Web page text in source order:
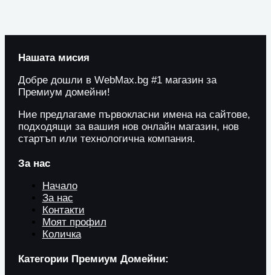
Нашата мисия
Добре дошли в WebMax.bg #1 магазин за
Премиум домейни!
Ние предлагаме първокласни имена на сайтове,
подходящи за вашия нов онлайн магазин, нов
стартъп или технологична компания.
За нас
Начало
За нас
Контакти
Моят профил
Количка
Категории Премиум Домейни: